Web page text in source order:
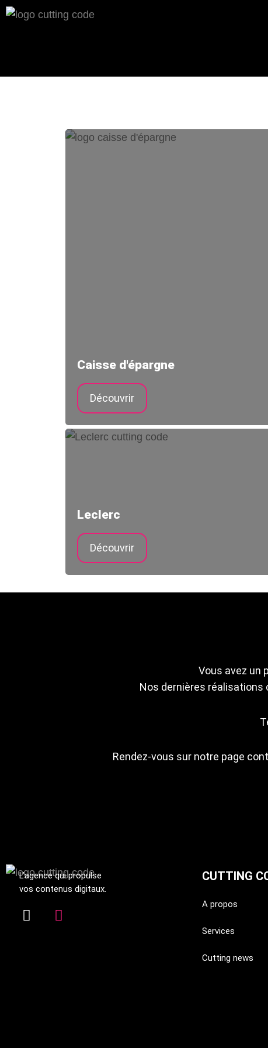
Caisse d'épargne
Découvrir
Leclerc
Découvrir
Vous avez un
Nos dernières
Rendez-vous sur notre page
L’agence qui propulse
vos contenus digitaux.
CUTTING
A propos
Services
Cutting news